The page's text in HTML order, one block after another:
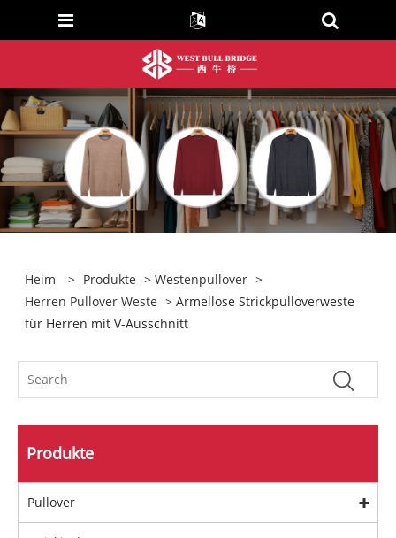
Heim > Produkte >Westenpullover >
Herren Pullover Weste > Ärmellose Strickpulloverweste
für Herren mit V-Ausschnitt
Produkte
Pullover